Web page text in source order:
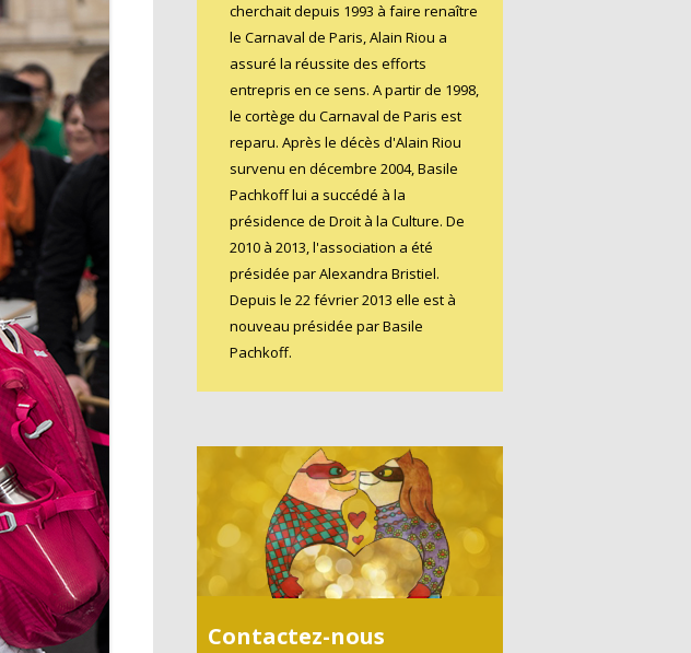
cherchait depuis 1993 à faire renaître
le Carnaval de Paris, Alain Riou a
assuré la réussite des efforts
entrepris en ce sens. A partir de 1998,
le cortège du Carnaval de Paris est
reparu. Après le décès d'Alain Riou
survenu en décembre 2004, Basile
Pachkoff lui a succédé à la
présidence de Droit à la Culture. De
2010 à 2013, l'association a été
présidée par Alexandra Bristiel.
Depuis le 22 février 2013 elle est à
nouveau présidée par Basile
Pachkoff.
Contactez-nous